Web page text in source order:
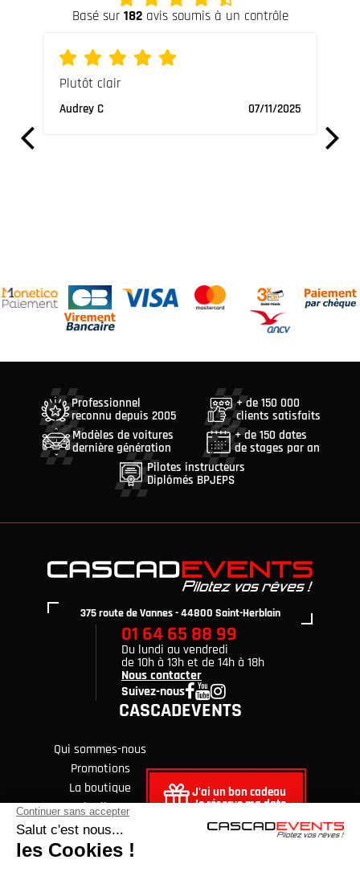
Basé sur 182avis soumis à un contrôle
Plutôt clair
Audrey C 07/11/2025
Professionnel
reconnu depuis 2005
+ de 150 000
clients satisfaits
Modèles de voitures
dernière génération
+ de 150 dates
de stages par an
Pilotes instructeurs
Diplômés BPJEPS
375 route de Vannes - 44800 Saint-Herblain
CASCADEVENTS
Qui sommes-nous
Promotions
La boutique
Avis clients
FAQ
Blog
J'ai un bon cadeau
Je réserve ma date
01 64 65 88 99
Du lundi au vendredi
de 10h à 13h et de 14h à 18h
Nous contacter
Suivez-nous